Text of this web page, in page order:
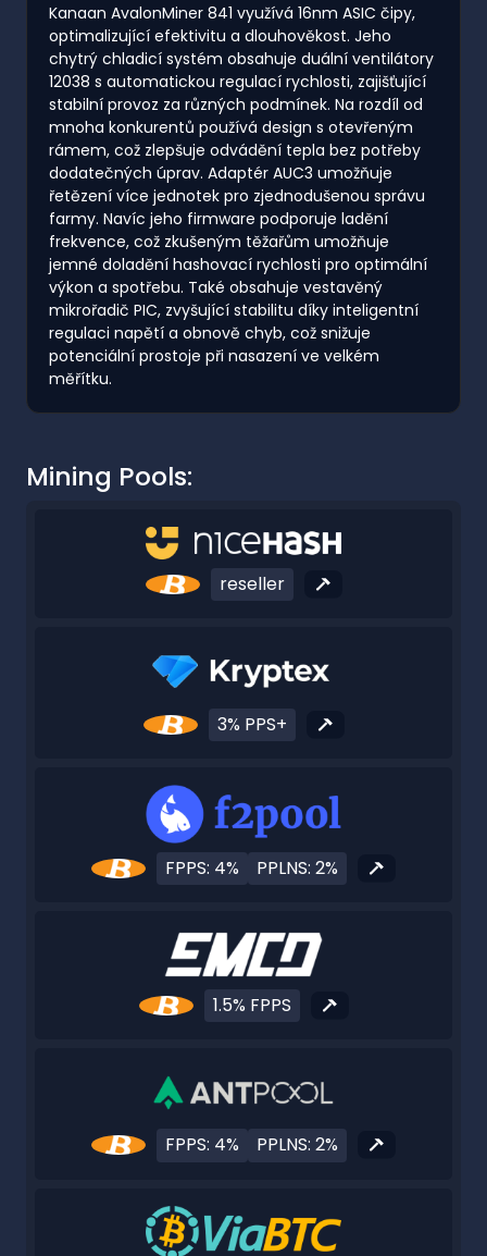
Kanaan AvalonMiner 841 využívá 16nm ASIC čipy,
optimalizující efektivitu a dlouhověkost. Jeho
chytrý chladicí systém obsahuje duální ventilátory
12038 s automatickou regulací rychlosti, zajišťující
stabilní provoz za různých podmínek. Na rozdíl od
mnoha konkurentů používá design s otevřeným
rámem, což zlepšuje odvádění tepla bez potřeby
dodatečných úprav. Adaptér AUC3 umožňuje
řetězení více jednotek pro zjednodušenou správu
farmy. Navíc jeho firmware podporuje ladění
frekvence, což zkušeným těžařům umožňuje
jemné doladění hashovací rychlosti pro optimální
výkon a spotřebu. Také obsahuje vestavěný
mikrořadič PIC, zvyšující stabilitu díky inteligentní
regulaci napětí a obnově chyb, což snižuje
potenciální prostoje při nasazení ve velkém
měřítku.
Mining Pools:
reseller
3% PPS+
FPPS: 4% PPLNS: 2%
1.5% FPPS
FPPS: 4% PPLNS: 2%